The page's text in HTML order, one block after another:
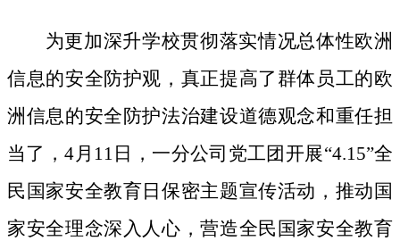
为更加深升学校贯彻落实情况总体性欧洲
信息的安全防护观，真正提高了群体员工的欧
洲信息的安全防护法治建设道德观念和重任担
当了，4月11日，一分公司党工团开展“4.15”全
民国家安全教育日保密主题宣传活动，推动国
家安全理念深入人心，营造全民国家安全教育